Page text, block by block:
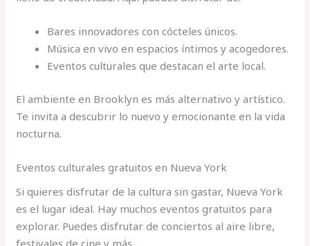
Bares innovadores con cócteles únicos.
Música en vivo en espacios íntimos y acogedores.
Eventos culturales que destacan el arte local.
El ambiente en Brooklyn es más alternativo y artístico.
Te invita a descubrir lo nuevo y emocionante en la vida
nocturna.
Eventos culturales gratuitos en Nueva York
Si quieres disfrutar de la cultura sin gastar, Nueva York
es el lugar ideal. Hay muchos eventos gratuitos para
explorar. Puedes disfrutar de conciertos al aire libre,